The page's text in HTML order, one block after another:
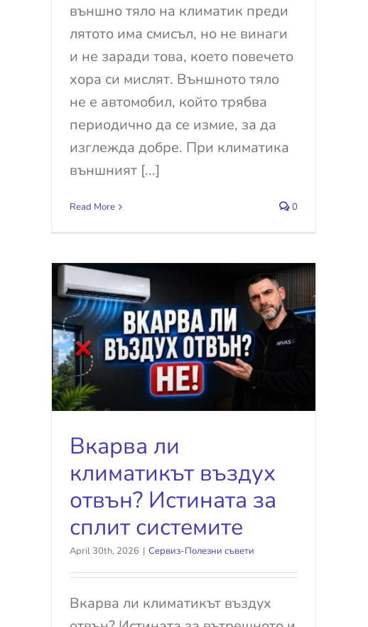
външно тяло на климатик преди
лятото има смисъл, но не винаги
и не заради това, което повечето
хора си мислят. Външното тяло
не е автомобил, който трябва
периодично да се измие, за да
изглежда добре. При климатика
външният [...]
Read More 0
Вкарва ли
климатикът въздух
отвън? Истината за
сплит системите
April 30th, 2026 | Сервиз-Полезни съвети
Вкарва ли климатикът въздух